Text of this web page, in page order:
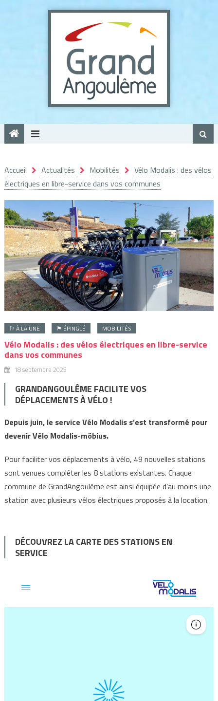
Accueil Actualités Mobilités
Vélo Modalis : des vélos
électriques en libre-service dans vos communes
⚐ À LA UNE ⚑ ÉPINGLÉ MOBILITÉS
Vélo Modalis : des vélos électriques en libre-service
dans vos communes
18 septembre 2025
GRANDANGOULÊME FACILITE VOS
DÉPLACEMENTS À VÉLO !
Depuis juin, le service Vélo Modalis s’est transformé pour
devenir Vélo Modalis-möbius.
Pour faciliter vos déplacements à vélo, 49 nouvelles stations
sont venues compléter les 8 stations existantes. Chaque
commune de GrandAngoulême est ainsi équipée d’au moins une
station avec plusieurs vélos électriques proposés à la location.
DÉCOUVREZ LA CARTE DES STATIONS EN
SERVICE
Panneau de gestion des cookies